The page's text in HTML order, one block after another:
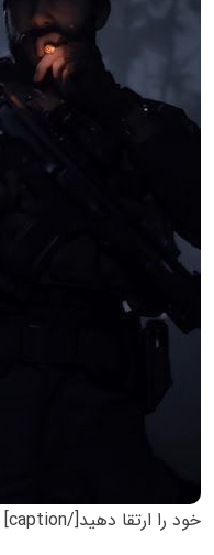
خود را ارتقا دهید[/caption]